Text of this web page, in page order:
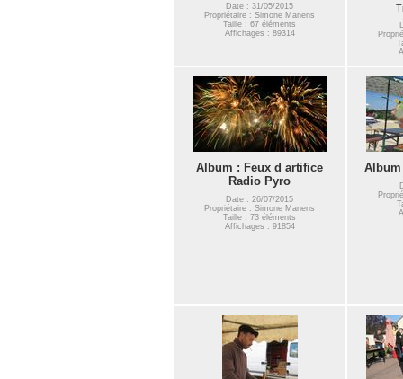
Date : 31/05/2015
Propriétaire : Simone Manens
Taille : 67 éléments
Affichages : 89314
Album : Feux d artifice
Radio Pyro
Date : 26/07/2015
Propriétaire : Simone Manens
Taille : 73 éléments
Affichages : 91854
Album